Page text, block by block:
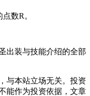
数R。
出装与技能介绍的全部
与本站立场无关。投资
能作为投资依据，文章